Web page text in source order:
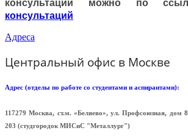
консультаций можно по
консультаций
Адреса
Центральный офис в Москве
Адрес (отделы по работе со студентами и аспирантами):
117279 Москва, ст.м. «Беляево», ул. Профсоюзная, дом
203 (cтудгородок МИСиС "Металлург")